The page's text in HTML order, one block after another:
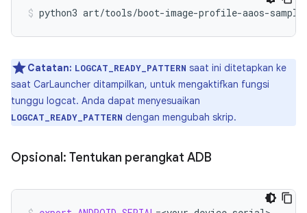
python3 art/tools/boot-image-profile-aaos-
Catatan: LOGCAT_READY_PATTERN saat ini ditetapkan ke
saat CarLauncher ditampilkan, untuk mengaktifkan fungsi
tunggu logcat. Anda dapat menyesuaikan
LOGCAT_READY_PATTERN dengan mengubah skrip.
Opsional: Tentukan perangkat ADB